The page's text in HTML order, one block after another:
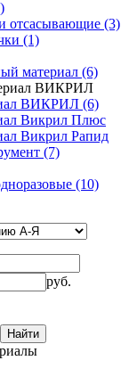
отсасывающие (3)
(1)
материал (6)
ВИКРИЛ (6)
Викрил Плюс
Викрил Рапид
(7)
(10)
руб.
Найти